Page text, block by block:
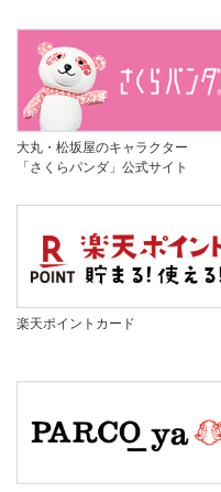
大丸・松坂屋のキャラクター
「さくらパンダ」公式サイト
楽天ポイントカード